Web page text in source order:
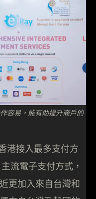
容易，能有助提升商戶的
港接入最多支付方
流電子支付方式，
更加入來自台灣和